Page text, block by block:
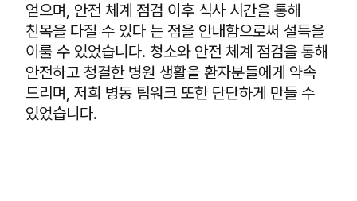
얻으며, 안전 체계 점검 이후 식사 시간을 통해
친목을 다질 수 있다 는 점을 안내함으로써 설득을
이룰 수 있었습니다. 청소와 안전 체계 점검을 통해
안전하고 청결한 병원 생활을 환자분들에게 약속
드리며, 저희 병동 팀워크 또한 단단하게 만들 수
있었습니다.